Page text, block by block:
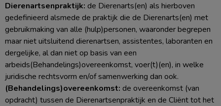
Dierenartsenpraktijk: de Dierenarts(en) als hierboven
gedefinieerd alsmede de praktijk die de Dierenarts(en) met
gebruikmaking van alle (hulp)personen, waaronder begrepen
maar niet uitsluitend dierenartsen, assistentes, laboranten en
dergelijke, al dan niet op basis van een
arbeids(Behandelings)overeenkomst, voer(t)(en), in welke
juridische rechtsvorm en/of samenwerking dan ook.
(Behandelings)overeenkomst: de overeenkomst (van
opdracht) tussen de Dierenartsenpraktijk en de Cliënt tot het